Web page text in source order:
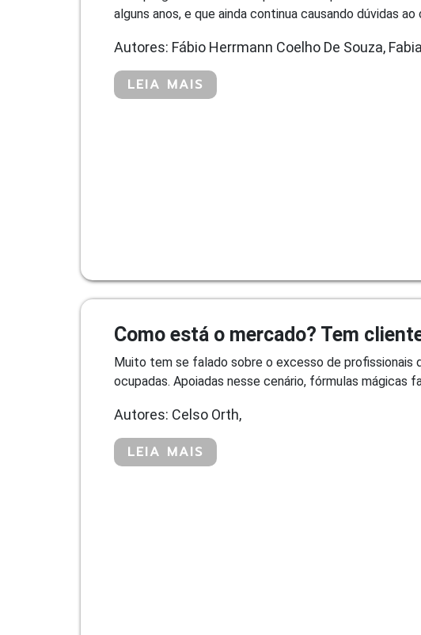
alguns anos, e que ainda continua causando dúvidas
Autores: Fábio Herrmann Coelho De Souza,
LEIA MAIS
Como está o mercado? Tem
Muito tem se falado sobre o excesso de profissionais
ocupadas. Apoiadas nesse cenário, fórmulas mágicas
Autores: Celso Orth,
LEIA MAIS